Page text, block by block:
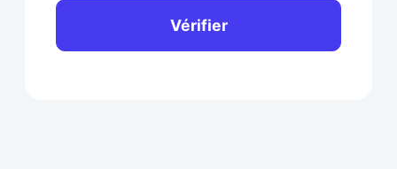
Vérifier